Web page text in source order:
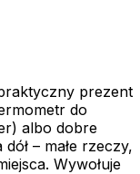
prezent
do
albo dobre
– małe rzeczy,
Wywołuje